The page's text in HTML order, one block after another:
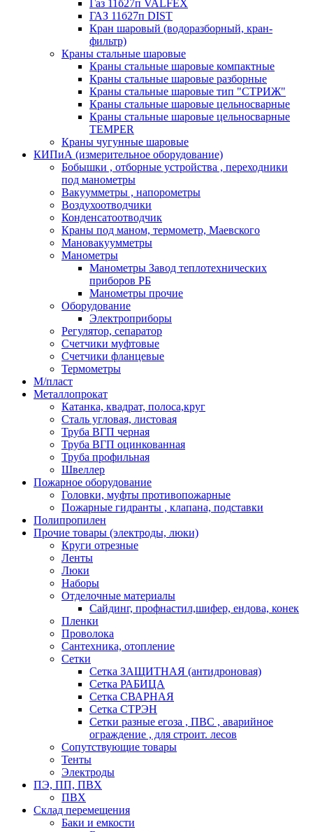
Газ 11б27п VALFEX
ГАЗ 11б27п DIST
Кран шаровый (водоразборный, кран-
фильтр)
Краны стальные шаровые
Краны стальные шаровые компактные
Краны стальные шаровые разборные
Краны стальные шаровые тип "СТРИЖ"
Краны стальные шаровые цельносварные
Краны стальные шаровые цельносварные
TEMPER
Краны чугунные шаровые
КИПиА (измерительное оборудование)
Бобышки , отборные устройства , переходники
под манометры
Вакуумметры , напорометры
Воздухоотводчики
Конденсатоотводчик
Краны под маном, термометр, Маевского
Мановакуумметры
Манометры
Манометры Завод теплотехнических
приборов РБ
Манометры прочие
Оборудование
Электроприборы
Регулятор, сепаратор
Счетчики муфтовые
Счетчики фланцевые
Термометры
М/пласт
Металлопрокат
Катанка, квадрат, полоса,круг
Сталь угловая, листовая
Труба ВГП черная
Труба ВГП оцинкованная
Труба профильная
Швеллер
Пожарное оборудование
Головки, муфты противопожарные
Пожарные гидранты , клапана, подставки
Полипропилен
Прочие товары (электроды, люки)
Круги отрезные
Ленты
Люки
Наборы
Отделочные материалы
Сайдинг, профнастил,шифер, ендова, конек
Пленки
Проволока
Сантехника, отопление
Сетки
Сетка ЗАЩИТНАЯ (антидроновая)
Сетка РАБИЦА
Сетка СВАРНАЯ
Сетка СТРЭН
Сетки разные егоза , ПВС , аварийное
ограждение , для строит. лесов
Сопутствующие товары
Тенты
Электроды
ПЭ, ПП, ПВХ
ПВХ
Склад перемещения
Баки и емкости